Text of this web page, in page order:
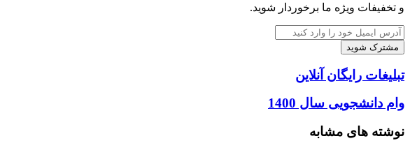
و تخفیفات ویژه ما برخوردار شوید.
آدرس
ایمیل
خود
را
وارد
کنید
تبلیغات
آنلاین
تبلیغات رایگان آنلاین
وام
دانشجویی
سال
1400
وام دانشجویی سال 1400
نوشته های مشابه